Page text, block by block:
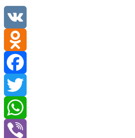
VK
Odnoklassniki
Facebook
Twitter
WhatsApp